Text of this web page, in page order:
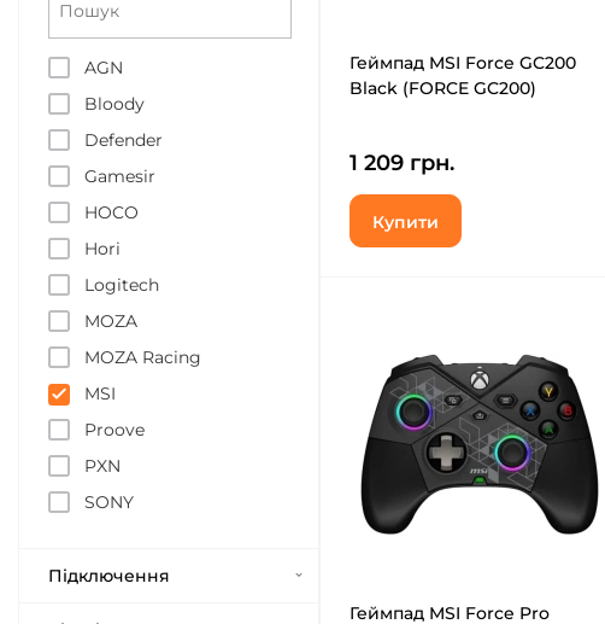
AGN
Bloody
Defender
Gamesir
HOCO
Hori
Logitech
MOZA
MOZA Racing
MSI
Proove
PXN
SONY
Підключення
Геймпад MSI Force GC200
Black (FORCE GC200)
1 209 грн.
Купити
Геймпад MSI Force Pro